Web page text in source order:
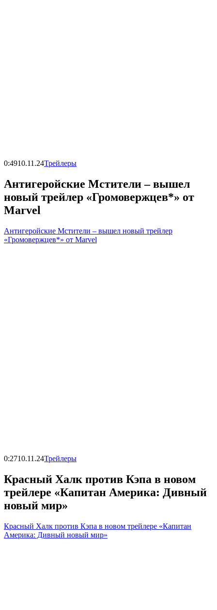
0:4910.11.24Трейлеры
Антигеройские Мстители – вышел
новый трейлер «Громовержцев*» от
Marvel
Антигеройские Мстители – вышел новый трейлер
«Громовержцев*» от Marvel
0:2710.11.24Трейлеры
Красный Халк против Кэпа в новом
трейлере «Капитан Америка: Дивный
новый мир»
Красный Халк против Кэпа в новом трейлере «Капитан
Америка: Дивный новый мир»